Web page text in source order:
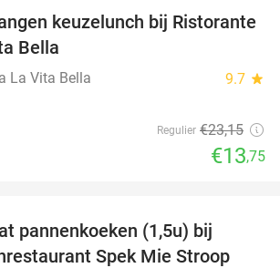
41%
keuzelunch bij Ristorante
Bella
La Vita Bella 9.7 star
Regulier €23,15
€13,75
pannenkoeken (1,5u) bij
Spek Mie Stroop